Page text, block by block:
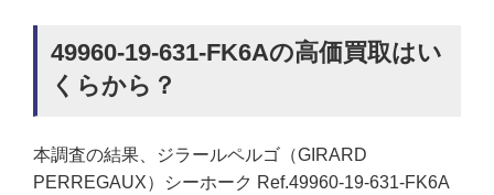
49960-19-631-FK6Aの高価買取はい
くらから？
本調査の結果、ジラールペルゴ（GIRARD
PERREGAUX）シーホーク Ref.49960-19-631-FK6A